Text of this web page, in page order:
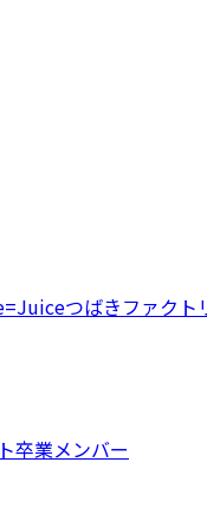
つばきファクト
卒業メンバー